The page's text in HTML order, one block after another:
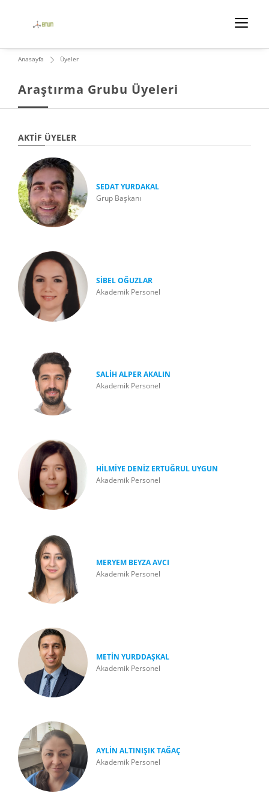
Araştırma Grubu Üyeleri
Anasayfa Üyeler
AKTIF ÜYELER
SEDAT YURDAKAL
Grup Başkanı
SİBEL OĞUZLAR
Akademik Personel
SALİH ALPER AKALIN
Akademik Personel
HİLMİYE DENİZ ERTUĞRUL UYGUN
Akademik Personel
MERYEM BEYZA AVCI
Akademik Personel
METİN YURDDAŞKAL
Akademik Personel
AYLİN ALTINIŞIK TAĞAÇ
Akademik Personel